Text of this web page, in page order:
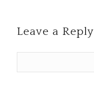
Leave a Reply